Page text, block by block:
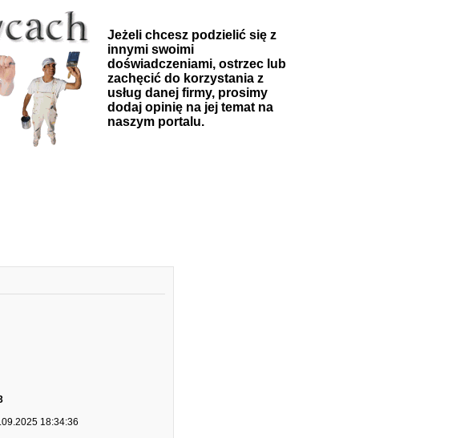
Jeżeli chcesz podzielić się z
innymi swoimi
doświadczeniami, ostrzec lub
zachęcić do korzystania z
usług danej firmy, prosimy
dodaj opinię na jej temat na
naszym portalu.
18:34:36